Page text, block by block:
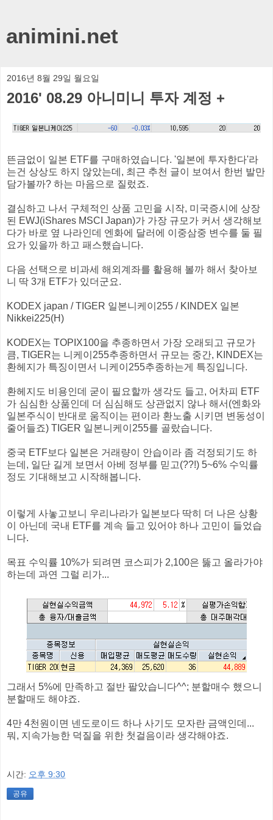
animini.net
2016년 8월 29일 월요일
2016' 08.29 아니미니 투자 계정 +
뜬금없이 일본 ETF를 구매하였습니다. '일본에 투자한다'라
는건 상상도 하지 않았는데, 최근 추천 글이 보여서 한번 발만
담가볼까? 하는 마음으로 질렀죠.
결심하고 나서 구체적인 상품 고민을 시작, 미국증시에 상장
된 EWJ(iShares MSCI Japan)가 가장 규모가 커서 생각해보
다가 바로 옆 나라인데 엔화에 달러에 이중삼중 변수를 둘 필
요가 있을까 하고 패스했습니다.
다음 선택으로 비과세 해외계좌를 활용해 볼까 해서 찾아보
니 딱 3개 ETF가 있더군요.
KODEX japan / TIGER 일본니케이255 / KINDEX 일본
Nikkei225(H)
KODEX는 TOPIX100을 추종하면서 가장 오래되고 규모가
큼, TIGER는 니케이255추종하면서 규모는 중간, KINDEX는
환헤지가 특징이면서 니케이255추종하는게 특징입니다.
환헤지도 비용인데 굳이 필요할까 생각도 들고, 어차피 ETF
가 심심한 상품인데 더 심심해도 상관없지 않나 해서(엔화와
일본주식이 반대로 움직이는 편이라 환노출 시키면 변동성이
줄어들죠) TIGER 일본니케이255를 골랐습니다.
중국 ETF보다 일본은 거래량이 안습이라 좀 걱정되기도 하
는데, 일단 길게 보면서 아베 정부를 믿고(??!) 5~6% 수익률
정도 기대해보고 시작해봅니다.
이렇게 사놓고보니 우리나라가 일본보다 딱히 더 나은 상황
이 아닌데 국내 ETF를 계속 들고 있어야 하나 고민이 들었습
니다.
목표 수익률 10%가 되려면 코스피가 2,100은 뚫고 올라가야
하는데 과연 그럴 리가...
그래서 5%에 만족하고 절반 팔았습니다^^; 분할매수 했으니
분할매도 해야죠.
4만 4천원이면 넨도로이드 하나 사기도 모자란 금액인데...
뭐, 지속가능한 덕질을 위한 첫걸음이라 생각해야죠.
시간: 오후 9:30
공유